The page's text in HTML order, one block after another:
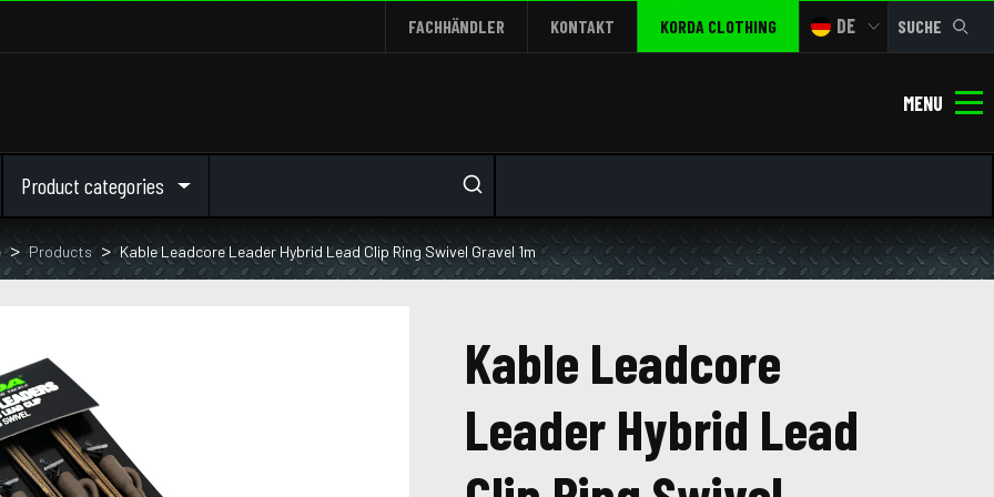
FACHHÄNDLER KONTAKT KORDA CLOTHING DE SUCHE
MENU
Product categories
Products Kable Leadcore Leader Hybrid Lead Clip Ring Swivel Gravel 1m
Kable Leadcore
Leader Hybrid Lead